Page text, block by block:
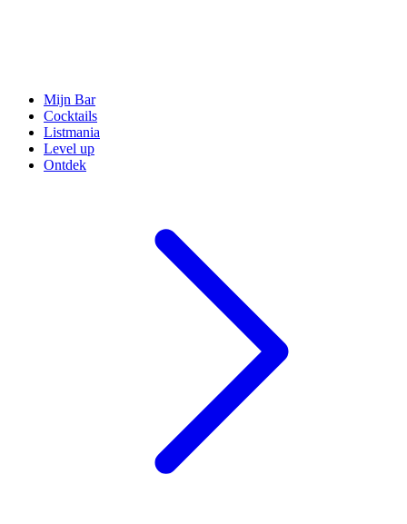
Mijn Bar
Cocktails
Listmania
Level up
Ontdek